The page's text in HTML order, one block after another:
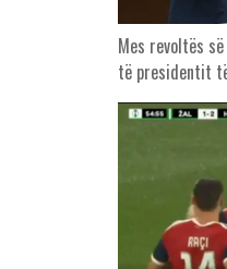
Mes revoltës
të presidentit